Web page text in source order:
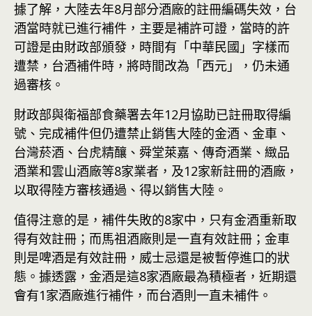
據了解，大陸去年8月部分酒廠的註冊編碼失效，台
酒當時就已進行補件，主要是補許可證，當時的許
可證是由財政部頒發，時間有「中華民國」字樣而
遭禁，台酒補件時，將時間改為「西元」，仍未通
過審核。
財政部與衛福部食藥署去年12月協助已註冊取得編
號、完成補件但仍遭禁止銷售大陸的金酒、金車、
台灣菸酒、台虎精釀、舜堂萊嘉、傳奇酒業、緻品
酒業和雲山酒廠等8家業者，及12家新註冊的酒廠，
以取得陸方審核通過、得以銷售大陸。
值得注意的是，補件失敗的8家中，只有金酒重新取
得有效註冊；而馬祖酒廠則是一直有效註冊；金車
則是啤酒是有效註冊，威士忌還是被暫停進口的狀
態。據透露，金酒是這8家酒廠最為積極者，近期還
會有1家酒廠進行補件，而台酒則一直未補件。